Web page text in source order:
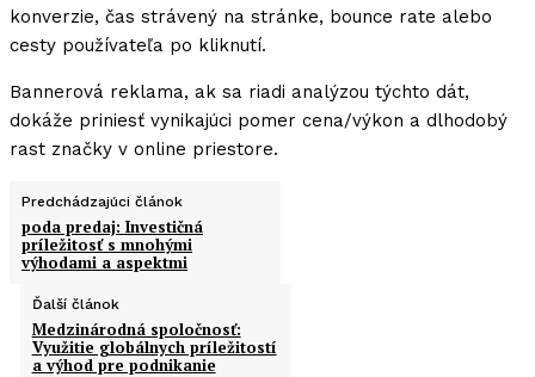
konverzie, čas strávený na stránke, bounce rate alebo
cesty používateľa po kliknutí.
Bannerová reklama, ak sa riadi analýzou týchto dát,
dokáže priniesť vynikajúci pomer cena/výkon a dlhodobý
rast značky v online priestore.
Predchádzajúci článok
poda predaj: Investičná
príležitosť s mnohými
výhodami a aspektmi
Ďalší článok
Medzinárodná spoločnosť:
Využitie globálnych príležitostí
a výhod pre podnikanie